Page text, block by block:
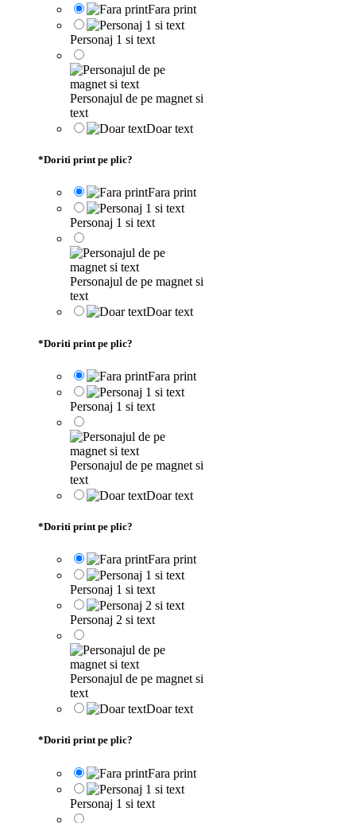
Fara print
Personaj 1 si text
Personajul de pe magnet si
text
Doar text
*Doriti print pe plic?
Fara print
Personaj 1 si text
Personajul de pe magnet si
text
Doar text
*Doriti print pe plic?
Fara print
Personaj 1 si text
Personajul de pe magnet si
text
Doar text
*Doriti print pe plic?
Fara print
Personaj 1 si text
Personaj 2 si text
Personajul de pe magnet si
text
Doar text
*Doriti print pe plic?
Fara print
Personaj 1 si text